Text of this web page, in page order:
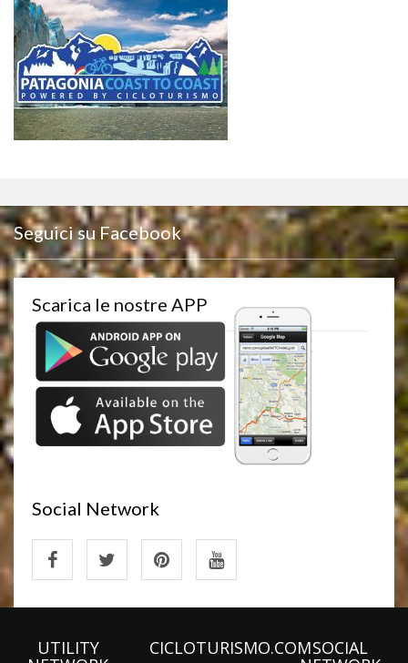
Seguici su Facebook
Scarica le nostre APP
Social Network
UTILITY CICLOTURISMO.COMSOCIAL